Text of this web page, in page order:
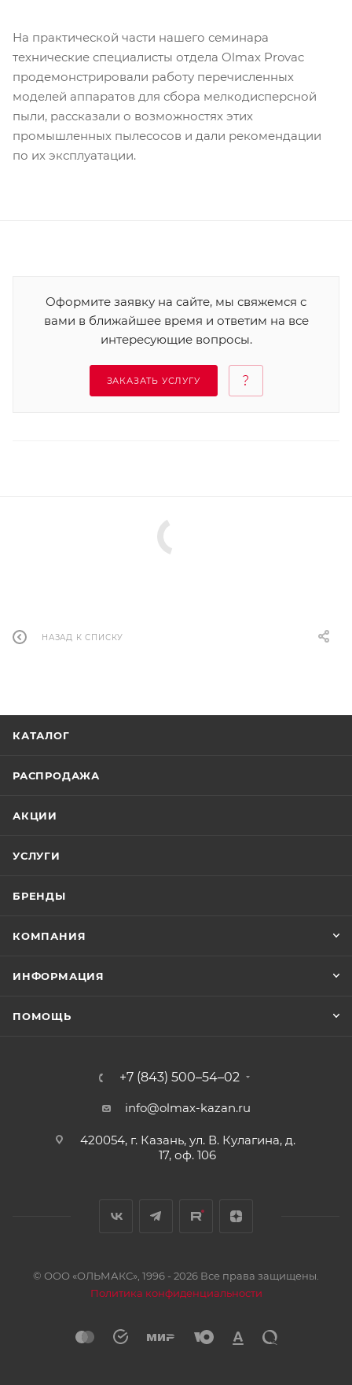
На практической части нашего семинара
технические специалисты отдела Olmax Provac
продемонстрировали работу перечисленных
моделей аппаратов для сбора мелкодисперсной
пыли, рассказали о возможностях этих
промышленных пылесосов и дали рекомендации
по их эксплуатации.
Оформите заявку на сайте, мы свяжемся с
вами в ближайшее время и ответим на все
интересующие вопросы.
ЗАКАЗАТЬ УСЛУГУ
НАЗАД К СПИСКУ
КАТАЛОГ
РАСПРОДАЖА
АКЦИИ
УСЛУГИ
БРЕНДЫ
КОМПАНИЯ
ИНФОРМАЦИЯ
ПОМОЩЬ
+7 (843) 500–54–02
info@olmax-kazan.ru
420054, г. Казань, ул. В. Кулагина, д.
17, оф. 106
© ООО «ОЛЬМАКС», 1996 - 2026 Все права защищены.
Политика конфиденциальности